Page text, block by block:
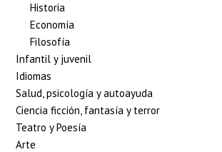
Historia
Economía
Filosofía
Infantil y juvenil
Idiomas
Salud, psicología y autoayuda
Ciencia ficción, fantasía y terror
Teatro y Poesía
Arte